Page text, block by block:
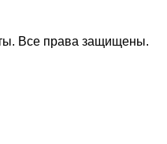
Все права защищены.